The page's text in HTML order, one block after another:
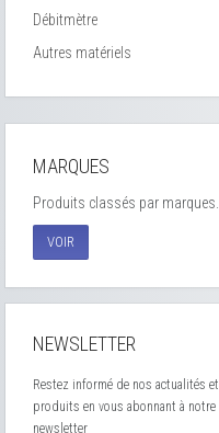
Débitmètre
Autres matériels
MARQUES
Produits classés par marques.
VOIR
NEWSLETTER
Restez informé de nos actualités et
produits en vous abonnant à notre
newsletter